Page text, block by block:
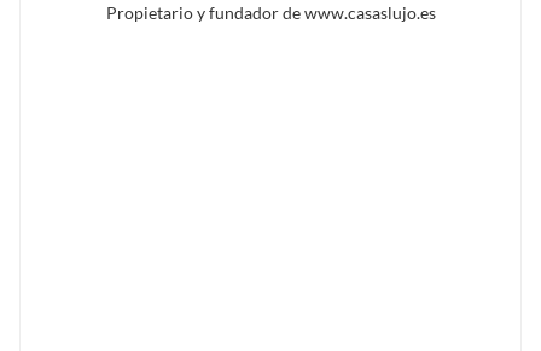
Propietario y fundador de www.casaslujo.es